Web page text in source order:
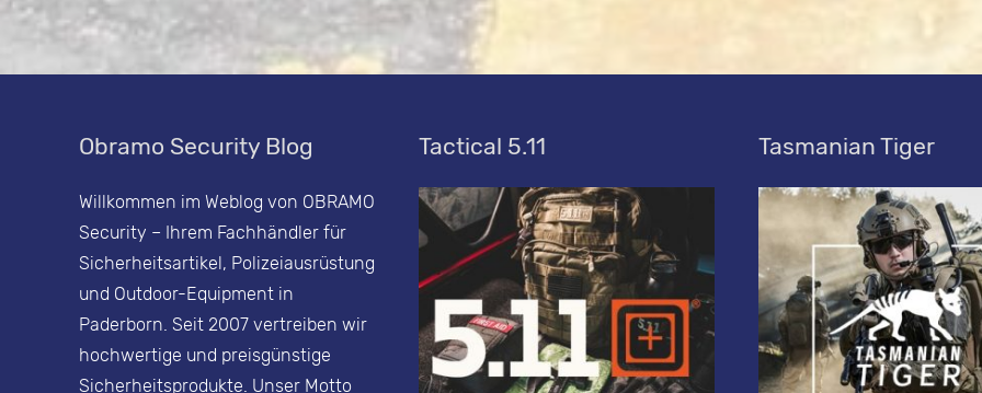
Obramo Security Blog
Willkommen im Weblog von OBRAMO
Security – Ihrem Fachhändler für
Sicherheitsartikel, Polizeiausrüstung
und Outdoor-Equipment in
Paderborn. Seit 2007 vertreiben wir
hochwertige und preisgünstige
Sicherheitsprodukte. Unser Motto
Tactical 5.11 Tasmanian Tiger